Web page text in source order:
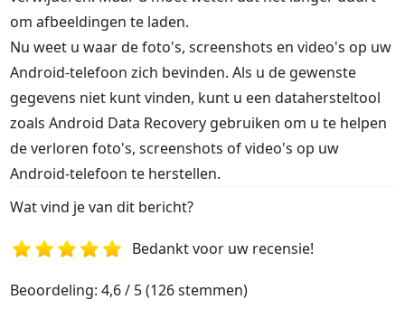
om afbeeldingen te laden.
Nu weet u waar de foto's, screenshots en video's op uw
Android-telefoon zich bevinden. Als u de gewenste
gegevens niet kunt vinden, kunt u een datahersteltool
zoals Android Data Recovery gebruiken om u te helpen
de verloren foto's, screenshots of video's op uw
Android-telefoon te herstellen.
Wat vind je van dit bericht?
1 3 5
Bedankt voor uw recensie!
Beoordeling: 4,6 / 5 (126 stemmen)